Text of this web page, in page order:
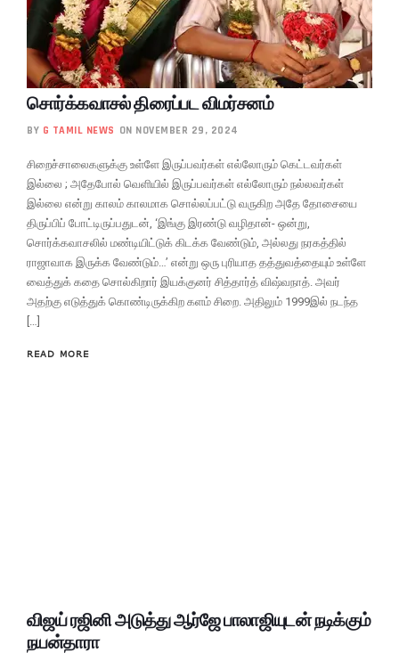
சொர்க்கவாசல் திரைப்பட விமர்சனம்
BY G TAMIL NEWS ON NOVEMBER 29, 2024
சிறைச்சாலைகளுக்கு உள்ளே இருப்பவர்கள் எல்லோரும் கெட்டவர்கள்
இல்லை ; அதேபோல் வெளியில் இருப்பவர்கள் எல்லோரும் நல்லவர்கள்
இல்லை என்று காலம் காலமாக சொல்லப்பட்டு வருகிற அதே தோசையை
திருப்பிப் போட்டிருப்பதுடன், ‘இங்கு இரண்டு வழிதான்- ஒன்று,
சொர்க்கவாசலில் மண்டியிட்டுக் கிடக்க வேண்டும், அல்லது நரகத்தில்
ராஜாவாக இருக்க வேண்டும்…’ என்று ஒரு புரியாத தத்துவத்தையும் உள்ளே
வைத்துக் கதை சொல்கிறார் இயக்குனர் சித்தார்த் விஷ்வநாத். அவர்
அதற்கு எடுத்துக் கொண்டிருக்கிற களம் சிறை. அதிலும் 1999இல் நடந்த
[…]
READ MORE
விஜய் ரஜினி அடுத்து ஆர்ஜே பாலாஜியுடன் நடிக்கும்
நயன்தாரா